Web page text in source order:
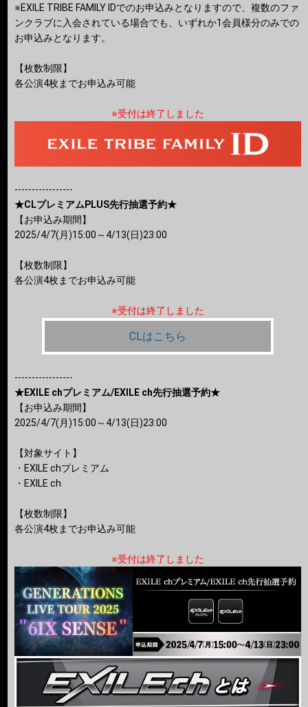
※EXILE TRIBE FAMILY IDでのお申込みとなりますので、複数のファ
ンクラブに入会されている場合でも、いずれか1会員様分のみでの
お申込みとなります。
【枚数制限】
各公演4枚までお申込み可能
※受付は終了しました
-----------------
★CLプレミアムPLUS先行抽選予約★
【お申込み期間】
2025/4/7(月)15:00～4/13(日)23:00
【枚数制限】
各公演4枚までお申込み可能
※受付は終了しました
CLはこちら
-----------------
★EXILE chプレミアム/EXILE ch先行抽選予約★
【お申込み期間】
2025/4/7(月)15:00～4/13(日)23:00
【対象サイト】
・EXILE chプレミアム
・EXILE ch
【枚数制限】
各公演4枚までお申込み可能
※受付は終了しました